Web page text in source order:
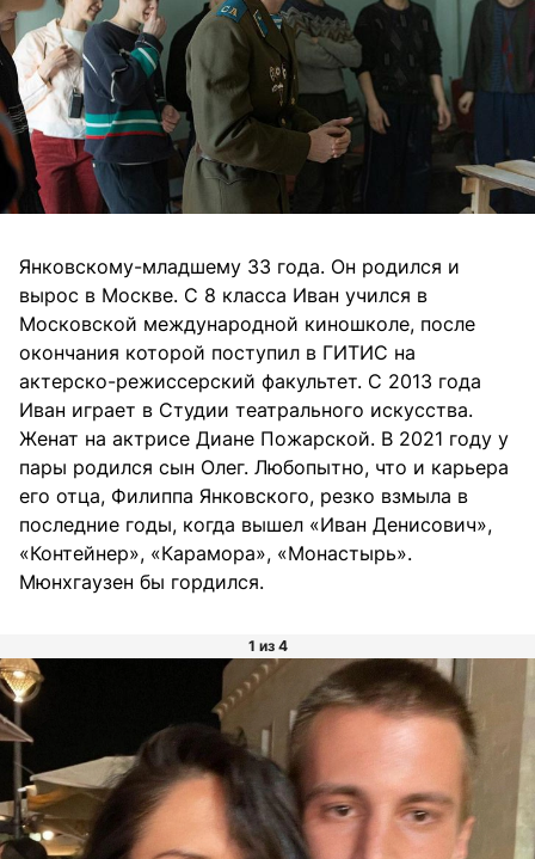
Янковскому-младшему 33 года. Он родился и
вырос в Москве. С 8 класса Иван учился в
Московской международной киношколе, после
окончания которой поступил в ГИТИС на
актерско-режиссерский факультет. С 2013 года
Иван играет в Студии театрального искусства.
Женат на актрисе Диане Пожарской. В 2021 году у
пары родился сын Олег. Любопытно, что и карьера
его отца, Филиппа Янковского, резко взмыла в
последние годы, когда вышел «Иван Денисович»,
«Контейнер», «Карамора», «Монастырь».
Мюнхгаузен бы гордился.
1 из 4